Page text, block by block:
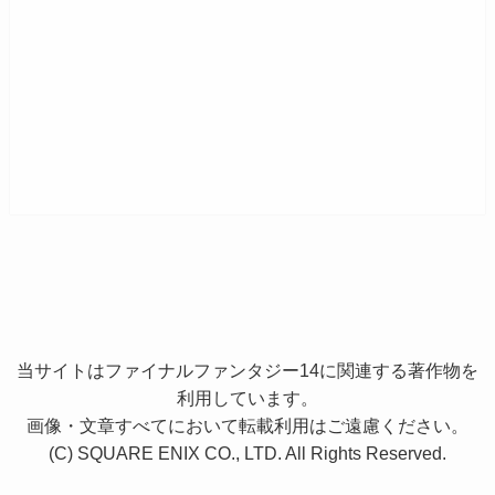
当サイトはファイナルファンタジー14に関連する著作物を
利用しています。
画像・文章すべてにおいて転載利用はご遠慮ください。
(C) SQUARE ENIX CO., LTD. All Rights Reserved.